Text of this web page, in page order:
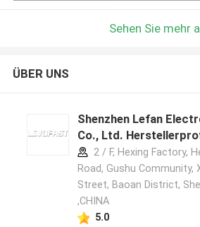
Sehen Sie mehr
ÜBER UNS
Shenzhen Lefan
Co., Ltd.
2 / F, Hexing Factory,
Road, Gushu Community,
Street, Baoan District,
,CHINA
5.0